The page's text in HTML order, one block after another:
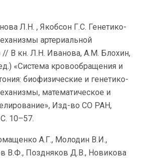
Л.Н. , Якобсон Г.С. Генетико-
артериальной
// В кн. Л.Н. Иванова, А.М. Блохин,
«Система кровообращения и
биофизические и генетико-
математическое и
Изд-во СО РАН,
10–57.
А.Г., Молодин В.И.,
В.Ф., Поздняков Д.В., Новикова